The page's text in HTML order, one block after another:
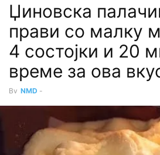
Џиновска
прави со малку
4 состојки и 20
време за ова
By NMD -